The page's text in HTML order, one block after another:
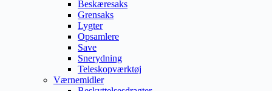
Beskæresaks
Grensaks
Lygter
Opsamlere
Save
Snerydning
Teleskopværktøj
Værnemidler